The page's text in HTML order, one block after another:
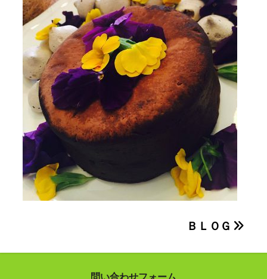
稿
ＢＬＯＧ
問い合わせフォーム